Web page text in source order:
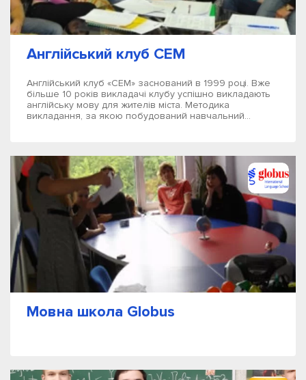
Англійський клуб СЕМ
Англійський клуб «СЕМ» заснований в 1999 році. Вже
більше 10 років викладачі клубу успішно викладають
англійську мову для жителів міста. Методика
викладання, за якою побудований навчальний...
Мовна школа Globus